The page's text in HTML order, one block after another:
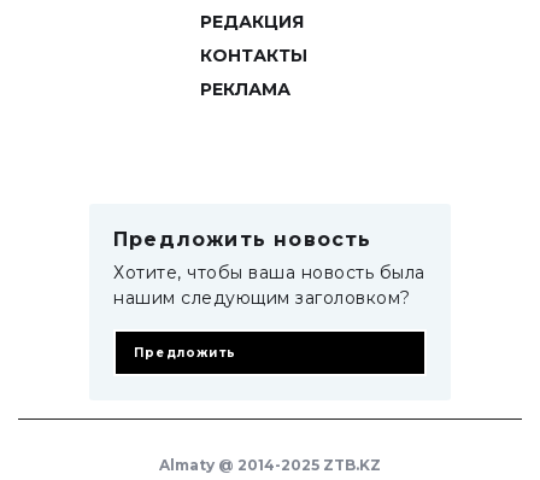
РЕДАКЦИЯ
КОНТАКТЫ
РЕКЛАМА
Предложить новость
Хотите, чтобы ваша новость была
нашим следующим заголовком?
Предложить
Almaty @ 2014-2025 ZTB.KZ